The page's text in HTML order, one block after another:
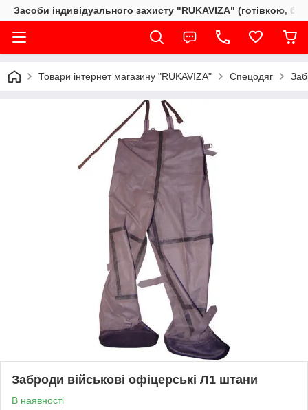
Засоби індивідуального захисту "RUKAVIZA" (готівкою,
Товари інтернет магазину "RUKAVIZA" Спецодяг
Заброди військові офіцерські Л1 штани
В наявності